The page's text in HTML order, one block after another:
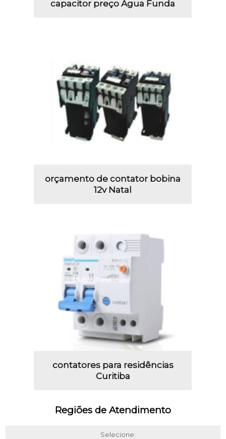
capacitor preço Água Funda
orçamento de contator bobina
12v Natal
contatores para residências
Curitiba
Regiões de Atendimento
Selecione: